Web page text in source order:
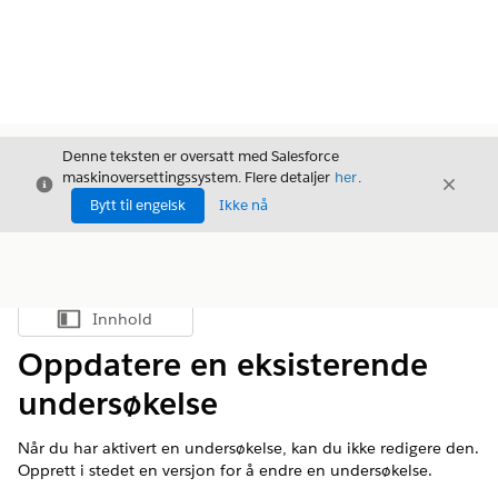
Avslutt
Denne teksten er oversatt med Salesforce
maskinoversettingssystem. Flere detaljer her.
Bytt til engelsk
Ikke nå
Avslutt
Vis innholdsfortegnelse
Innhold
Oppdatere en eksisterende
undersøkelse
Når du har aktivert en undersøkelse, kan du ikke redigere den.
Opprett i stedet en versjon for å endre en undersøkelse.